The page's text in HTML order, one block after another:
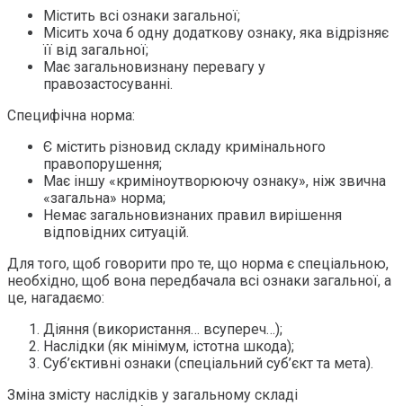
Містить всі ознаки загальної;
Місить хоча б одну додаткову ознаку, яка відрізняє
її від загальної;
Має загальновизнану перевагу у
правозастосуванні.
Специфічна норма:
Є містить різновид складу кримінального
правопорушення;
Має іншу «криміноутворюючу ознаку», ніж звична
«загальна» норма;
Немає загальновизнаних правил вирішення
відповідних ситуацій.
Для того, щоб говорити про те, що норма є спеціальною,
необхідно, щоб вона передбачала всі ознаки загальної, а
це, нагадаємо:
Діяння (використання… всупереч…);
Наслідки (як мінімум, істотна шкода);
Суб’єктивні ознаки (спеціальний суб’єкт та мета).
Зміна змісту наслідків у загальному складі